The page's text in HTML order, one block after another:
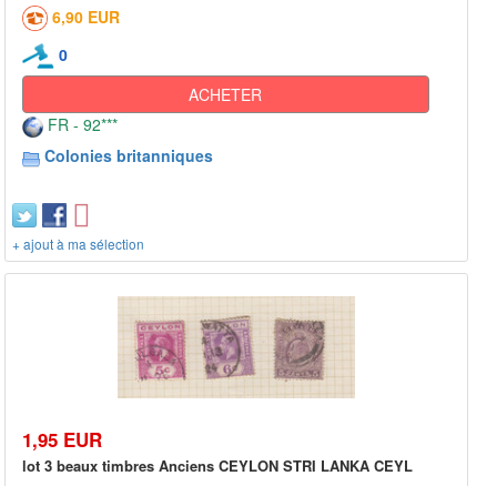
6,90 EUR
0
ACHETER
FR - 92***
Colonies britanniques
+ ajout à ma sélection
1,95 EUR
lot 3 beaux timbres Anciens CEYLON STRI LANKA CEYL